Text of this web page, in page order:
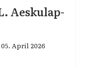
Aeskulap-
05. April 2026